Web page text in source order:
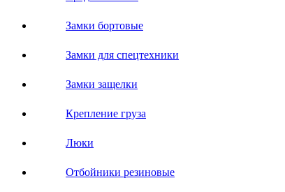
Замки бортовые
Замки для спецтехники
Замки защелки
Крепление груза
Люки
Отбойники резиновые